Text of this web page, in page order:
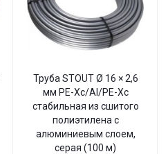
Труба STOUT Ø 16 × 2,6
мм PE-Xc/Al/PE-Xc
стабильная из сшитого
полиэтилена с
алюминиевым слоем,
серая (100 м)